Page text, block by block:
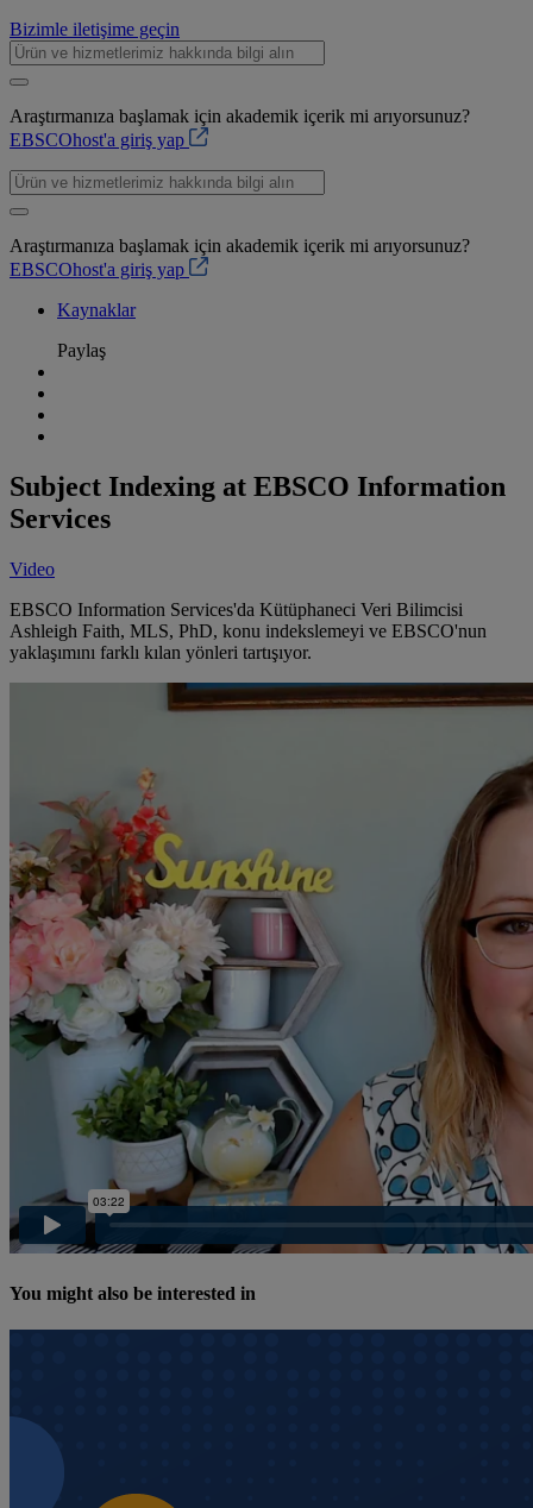
Bizimle iletişime geçin
Araştırmanıza başlamak için akademik içerik mi arıyorsunuz?
EBSCOhost'a giriş yap
Araştırmanıza başlamak için akademik içerik mi arıyorsunuz?
EBSCOhost'a giriş yap
Kaynaklar
Paylaş
Subject Indexing at EBSCO Information
Services
Video
EBSCO Information Services'da Kütüphaneci Veri Bilimcisi
Ashleigh Faith, MLS, PhD, konu indekslemeyi ve EBSCO'nun
yaklaşımını farklı kılan yönleri tartışıyor.
You might also be interested in